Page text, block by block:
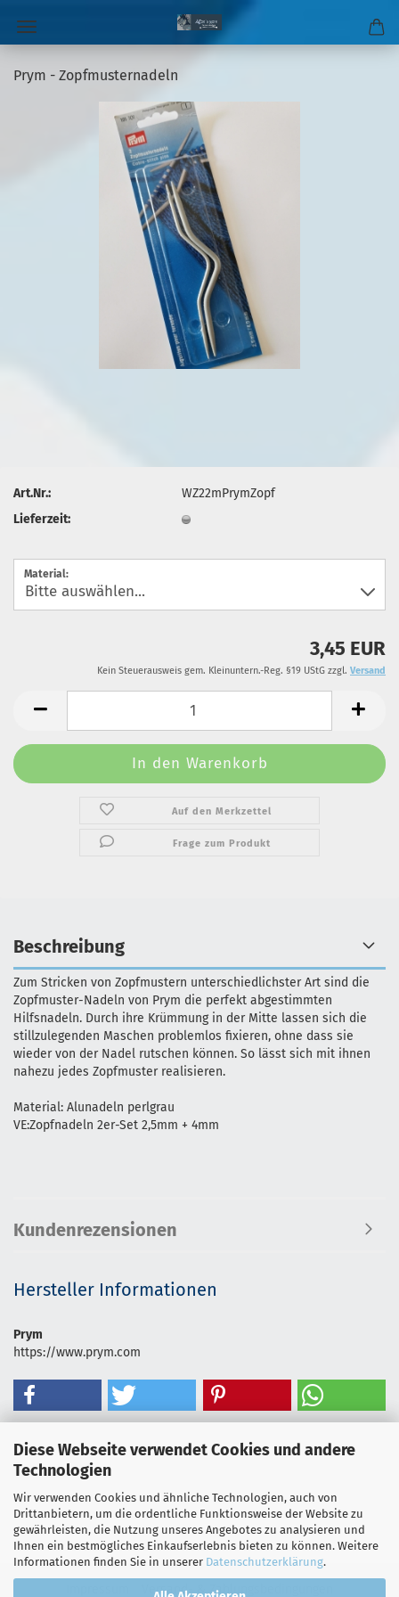
Diese Webseite verwendet Cookies und andere
Technologien
Wir verwenden Cookies und ähnliche Technologien, auch von
Drittanbietern, um die ordentliche Funktionsweise der Website zu
gewährleisten, die Nutzung unseres Angebotes zu analysieren und
Ihnen ein bestmögliches Einkaufserlebnis bieten zu können. Weitere
Informationen finden Sie in unserer Datenschutzerklärung.
Prym - Zopfmusternadeln
Art.Nr.:
WZ22mPrymZopf
Lieferzeit:
Material:
3,45 EUR
Kein Steuerausweis gem. Kleinuntern.-Reg. §19 UStG zzgl. Versand
Auf den Merkzettel
Frage zum Produkt
Beschreibung
Zum Stricken von Zopfmustern unterschiedlichster Art sind die
Zopfmuster-Nadeln von Prym die perfekt abgestimmten
Hilfsnadeln. Durch ihre Krümmung in der Mitte lassen sich die
stillzulegenden Maschen problemlos fixieren, ohne dass sie
wieder von der Nadel rutschen können. So lässt sich mit ihnen
nahezu jedes Zopfmuster realisieren.
Material: Alunadeln perlgrau
VE:Zopfnadeln 2er-Set 2,5mm + 4mm
Kundenrezensionen
Hersteller Informationen
Prym
https://www.prym.com
Versand- & Zahlungsbedingungen